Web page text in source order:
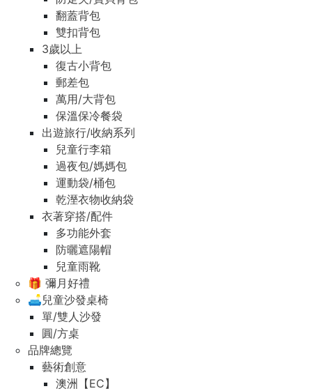
翻蓋背包
雙扣背包
3歲以上
復古小背包
郵差包
萬用/大背包
保溫保冷餐袋
出遊旅行/收納系列
兒童行李箱
過夜包/媽媽包
運動袋/桶包
乾溼衣物收納袋
衣著穿搭/配件
多功能外套
防曬遮陽帽
兒童雨靴
🎁 彌月好禮
🛋️兒童沙發桌椅
單/雙人沙發
圓/方桌
品牌總覽
藝術創意
澳洲【EC】